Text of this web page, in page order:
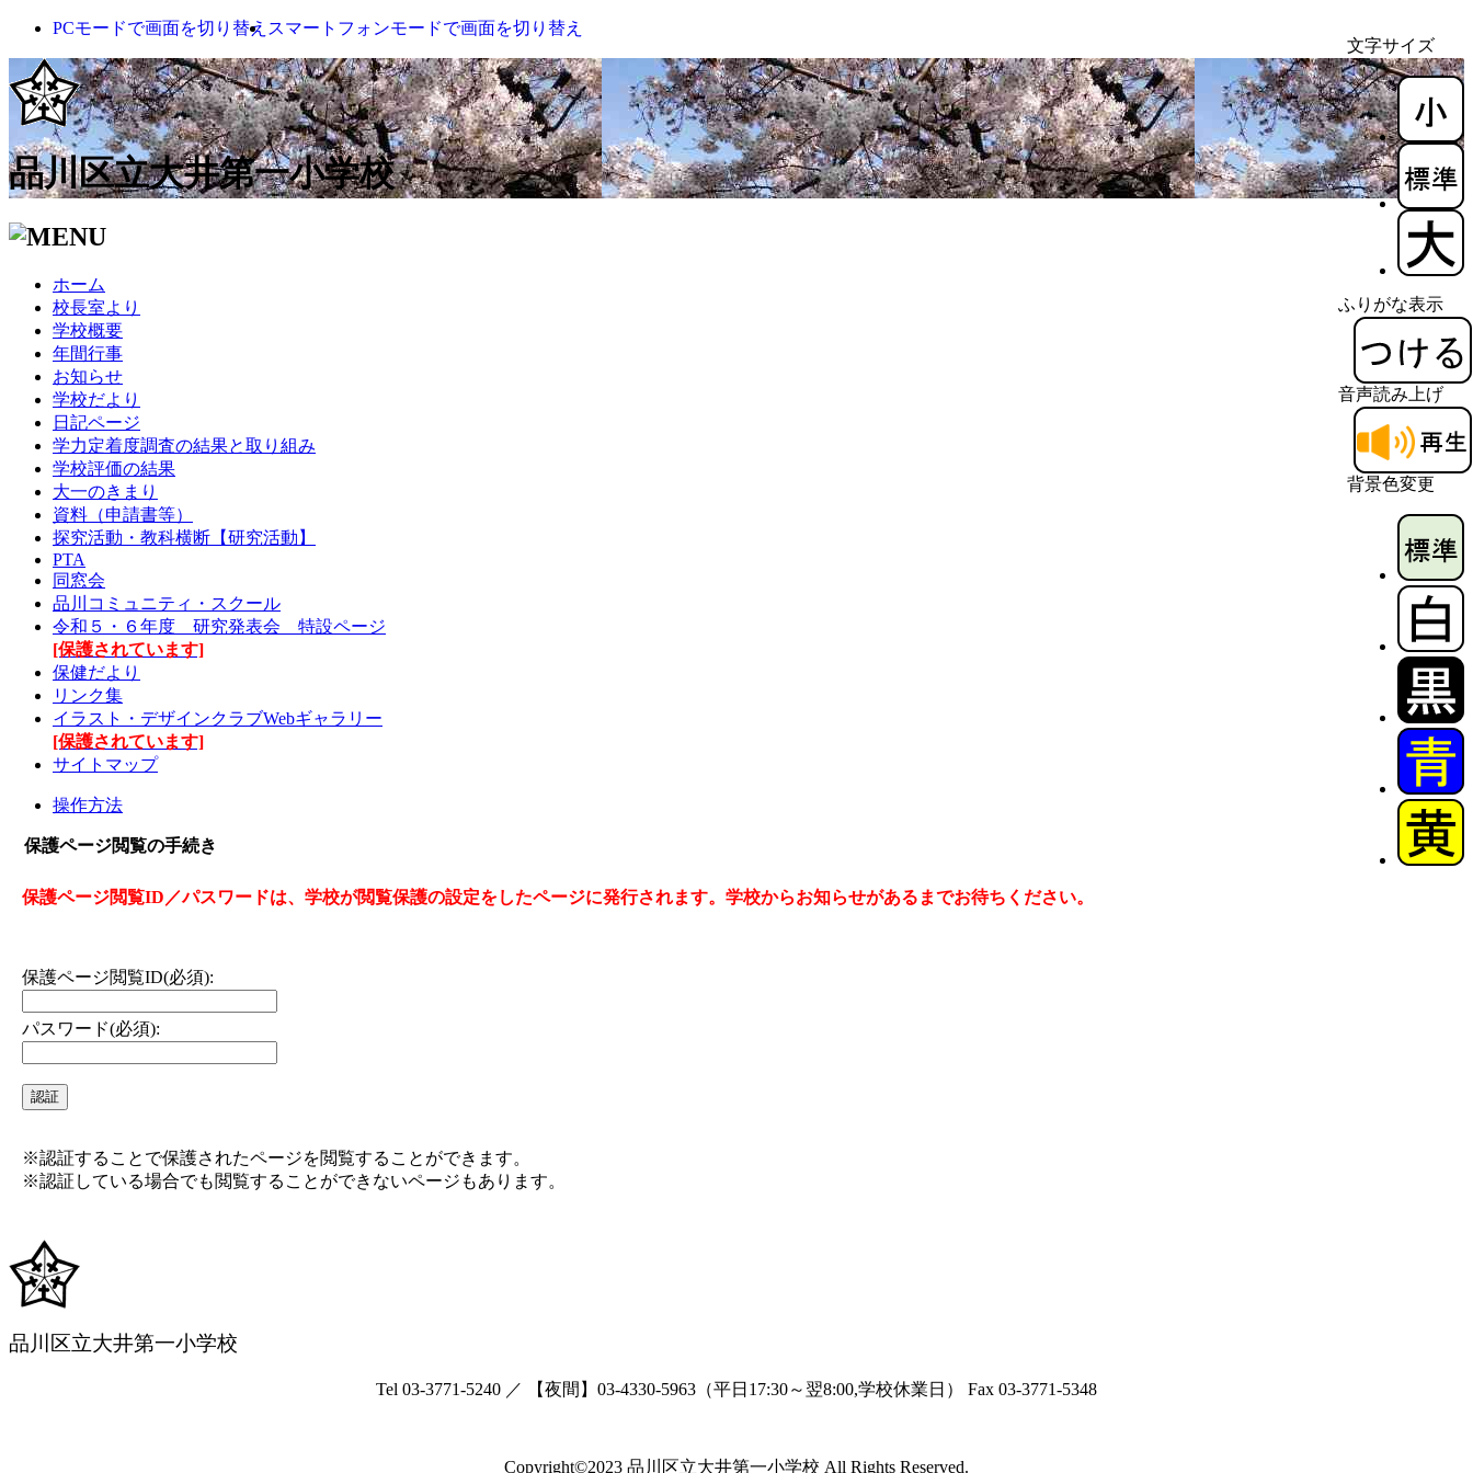
文字サイズ
ふりがな表示
音声読み上げ
背景色変更
PCモードで画面を切り替え スマートフォンモードで画面を切り替え
品川区立大井第一小学校
ホーム
校長室より
学校概要
年間行事
お知らせ
学校だより
日記ページ
学力定着度調査の結果と取り組み
学校評価の結果
大一のきまり
資料（申請書等）
探究活動・教科横断【研究活動】
PTA
同窓会
品川コミュニティ・スクール
令和５・６年度 研究発表会 特設ページ
[保護されています]
保健だより
リンク集
イラスト・デザインクラブWebギャラリー
[保護されています]
サイトマップ
操作方法
保護ページ閲覧の手続き
保護ページ閲覧ID／パスワードは、学校が閲覧保護の設定をしたページに発行されます。学校からお知らせがあるまでお待ちください。
保護ページ閲覧ID(必須):
パスワード(必須):
※認証することで保護されたページを閲覧することができます。
※認証している場合でも閲覧することができないページもあります。
品川区立大井第一小学校
Tel 03-3771-5240 ／ 【夜間】03-4330-5963（平日17:30～翌8:00,学校休業日） Fax 03-3771-5348
Copyright©2023 品川区立大井第一小学校 All Rights Reserved.